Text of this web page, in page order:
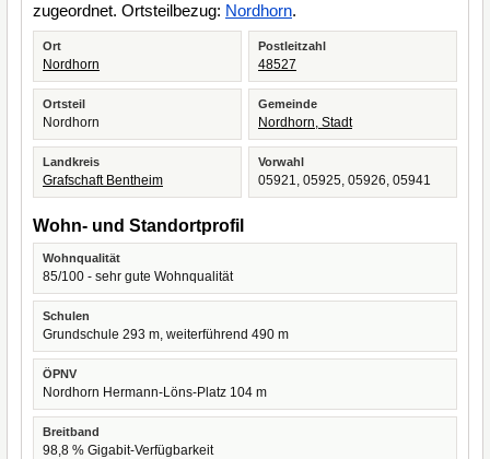
zugeordnet. Ortsteilbezug: Nordhorn.
Ort
Nordhorn
Postleitzahl
48527
Ortsteil
Nordhorn
Gemeinde
Nordhorn, Stadt
Landkreis
Grafschaft Bentheim
Vorwahl
05921, 05925, 05926, 05941
Wohn- und Standortprofil
Wohnqualität
85/100 - sehr gute Wohnqualität
Schulen
Grundschule 293 m, weiterführend 490 m
ÖPNV
Nordhorn Hermann-Löns-Platz 104 m
Breitband
98,8 % Gigabit-Verfügbarkeit